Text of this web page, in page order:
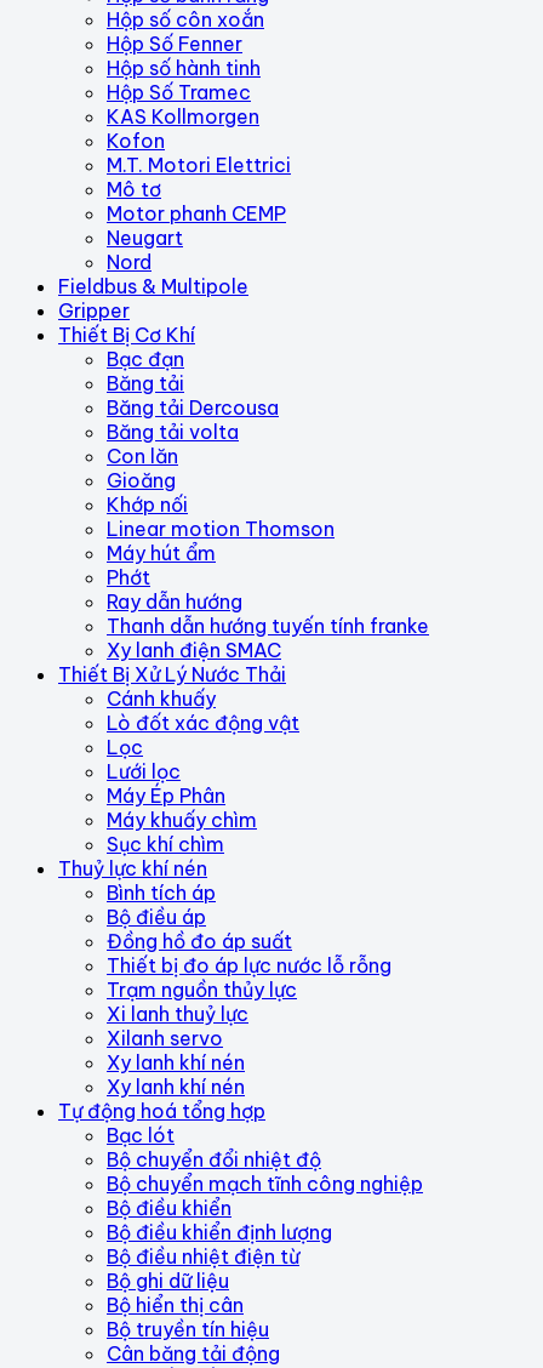
Hộp số côn xoắn
Hộp Số Fenner
Hộp số hành tinh
Hộp Số Tramec
KAS Kollmorgen
Kofon
M.T. Motori Elettrici
Mô tơ
Motor phanh CEMP
Neugart
Nord
Fieldbus & Multipole
Gripper
Thiết Bị Cơ Khí
Bạc đạn
Băng tải
Băng tải Dercousa
Băng tải volta
Con lăn
Gioăng
Khớp nối
Linear motion Thomson
Máy hút ẩm
Phớt
Ray dẫn hướng
Thanh dẫn hướng tuyến tính franke
Xy lanh điện SMAC
Thiết Bị Xử Lý Nước Thải
Cánh khuấy
Lò đốt xác động vật
Lọc
Lưới lọc
Máy Ép Phân
Máy khuấy chìm
Sục khí chìm
Thuỷ lực khí nén
Bình tích áp
Bộ điều áp
Đồng hồ đo áp suất
Thiết bị đo áp lực nước lỗ rỗng
Trạm nguồn thủy lực
Xi lanh thuỷ lực
Xilanh servo
Xy lanh khí nén
Xy lanh khí nén
Tự động hoá tổng hợp
Bạc lót
Bộ chuyển đổi nhiệt độ
Bộ chuyển mạch tĩnh công nghiệp
Bộ điều khiển
Bộ điều khiển định lượng
Bộ điều nhiệt điện từ
Bộ ghi dữ liệu
Bộ hiển thị cân
Bộ truyền tín hiệu
Cân băng tải động